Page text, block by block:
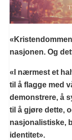
nasjonen. Og
«I nærmest et
til å flagge med
demonstrere, å
til å gjøre dette,
nasjonalistiske,
identitet».